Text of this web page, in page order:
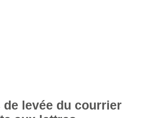
de levée du courrier